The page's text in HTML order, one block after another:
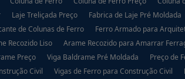
Laje Treliçada Preço Fabrica de Laje Pré Moldada
de Colunas de Ferro Ferro Armado para
Recozido Liso Arame Recozido para Amarrar
Preço Viga Baldrame Pré Moldada
Preço de
Civil Vigas de Ferro para Construção Civil